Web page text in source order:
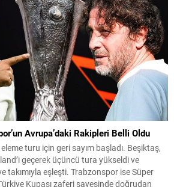
Avrupa’daki Rakipleri Belli Oldu
turu için geri sayım başladı. Beşiktaş,
geçerek üçüncü tura yükseldi ve
takımıyla eşleşti. Trabzonspor ise Süper
Kupası zaferi sayesinde doğrudan